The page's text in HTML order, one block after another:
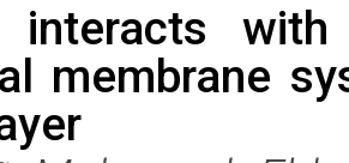
interacts with
membrane